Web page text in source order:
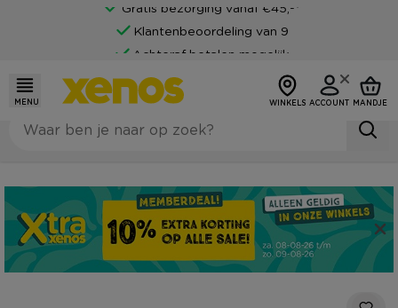
Gratis bezorging vanaf €45,-*
Klantenbeoordeling van 9
Achteraf betalen mogelijk
MENU WINKELS ACCOUNT MANDJE